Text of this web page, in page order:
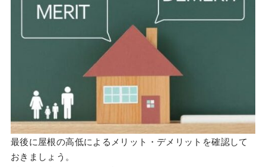
最後に屋根の高低によるメリット・デメリットを確認して
おきましょう。